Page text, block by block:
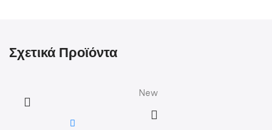
Σχετικά Προϊόντα
New